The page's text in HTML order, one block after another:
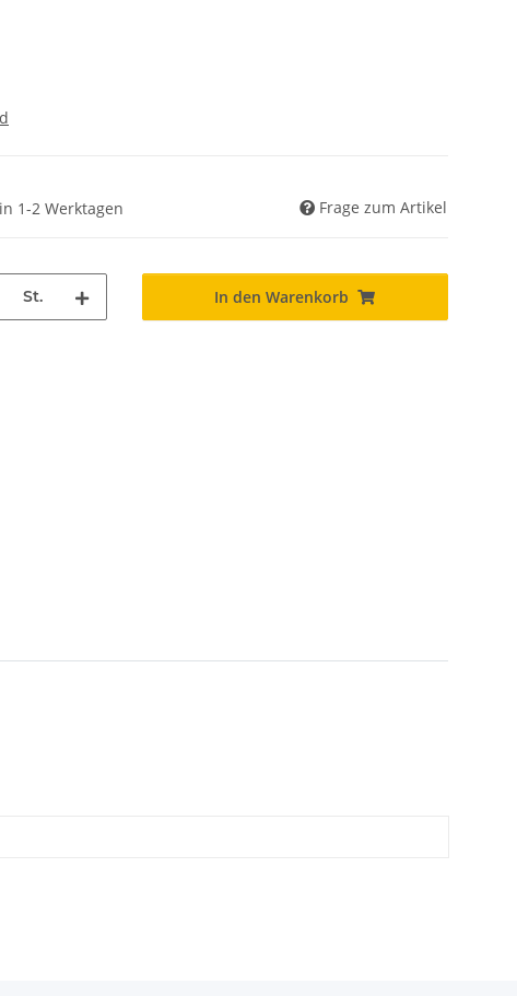
1-2 Werktagen
Frage zum Artikel
St. In den Warenkorb